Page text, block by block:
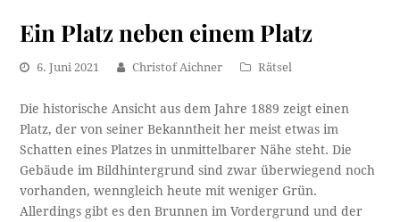
Ein Platz neben einem Platz
6. Juni 2021 Christof Aichner Rätsel
Die historische Ansicht aus dem Jahre 1889 zeigt einen
Platz, der von seiner Bekanntheit her meist etwas im
Schatten eines Platzes in unmittelbarer Nähe steht. Die
Gebäude im Bildhintergrund sind zwar überwiegend noch
vorhanden, wenngleich heute mit weniger Grün.
Allerdings gibt es den Brunnen im Vordergrund und der